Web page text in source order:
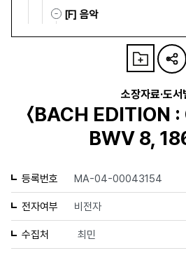
[F] 음악
소장자료·도서
〈BACH EDITION
BWV 8,
등록번호 MA-04-00043154
전자여부 비전자
수집처 최민